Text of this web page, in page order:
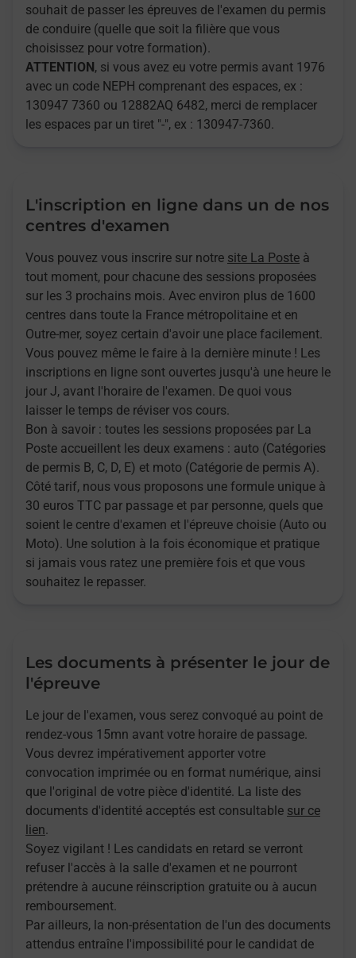
souhait de passer les épreuves de l'examen du permis
de conduire (quelle que soit la filière que vous
choisissez pour votre formation).
ATTENTION , si vous avez eu votre permis avant 1976
avec un code NEPH comprenant des espaces, ex :
130947 7360 ou 12882AQ 6482, merci de remplacer
les espaces par un tiret "-", ex : 130947-7360.
L'inscription en ligne dans un de nos
centres d'examen
Vous pouvez vous inscrire sur notre site La Poste à
tout moment, pour chacune des sessions proposées
sur les 3 prochains mois. Avec environ plus de 1600
centres dans toute la France métropolitaine et en
Outre-mer, soyez certain d'avoir une place facilement.
Vous pouvez même le faire à la dernière minute ! Les
inscriptions en ligne sont ouvertes jusqu'à une heure le
jour J, avant l'horaire de l'examen. De quoi vous
laisser le temps de réviser vos cours.
Bon à savoir : toutes les sessions proposées par La
Poste accueillent les deux examens : auto (Catégories
de permis B, C, D, E) et moto (Catégorie de permis A).
Côté tarif, nous vous proposons une formule unique à
30 euros TTC par passage et par personne, quels que
soient le centre d'examen et l'épreuve choisie (Auto ou
Moto). Une solution à la fois économique et pratique
si jamais vous ratez une première fois et que vous
souhaitez le repasser.
Les documents à présenter le jour de
l'épreuve
Le jour de l'examen, vous serez convoqué au point de
rendez-vous 15mn avant votre horaire de passage.
Vous devrez impérativement apporter votre
convocation imprimée ou en format numérique, ainsi
que l'original de votre pièce d'identité. La liste des
documents d'identité acceptés est consultable sur ce
lien.
Soyez vigilant ! Les candidats en retard se verront
refuser l'accès à la salle d'examen et ne pourront
prétendre à aucune réinscription gratuite ou à aucun
remboursement.
Par ailleurs, la non-présentation de l'un des documents
attendus entraîne l'impossibilité pour le candidat de